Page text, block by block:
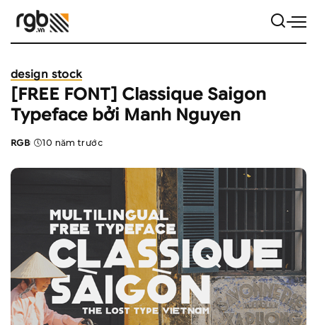
design stock
[FREE FONT] Classique Saigon
Typeface bởi Manh Nguyen
Posted
RGB 10 năm trước